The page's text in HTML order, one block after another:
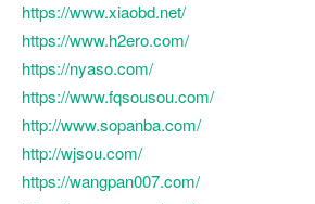
https://www.xiaobd.net/
https://www.h2ero.com/
https://nyaso.com/
https://www.fqsousou.com/
http://www.sopanba.com/
http://wjsou.com/
https://wangpan007.com/